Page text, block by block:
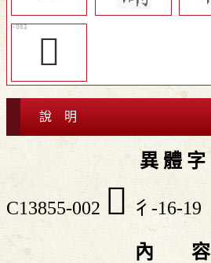
𧽺
說 明
異 體 字
C13855-002 𢖙 彳-16-19
內 容